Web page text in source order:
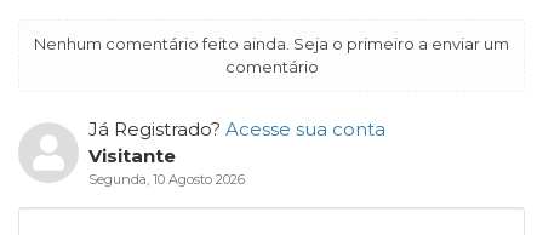
Nenhum comentário feito ainda. Seja o primeiro a enviar um
comentário
Já Registrado? Acesse sua conta
Visitante
Segunda, 10 Agosto 2026